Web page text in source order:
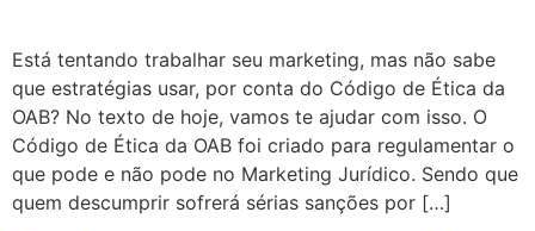
Está tentando trabalhar seu marketing, mas não sabe
que estratégias usar, por conta do Código de Ética da
OAB? No texto de hoje, vamos te ajudar com isso. O
Código de Ética da OAB foi criado para regulamentar o
que pode e não pode no Marketing Jurídico. Sendo que
quem descumprir sofrerá sérias sanções por […]